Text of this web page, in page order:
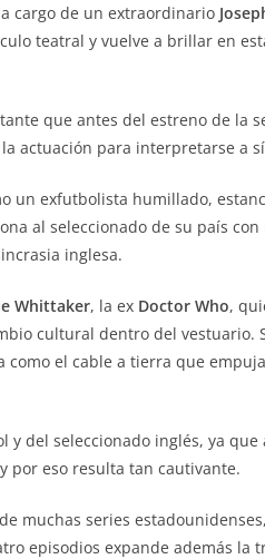
cargo de un extraordinario
teatral y vuelve a brillar en
que antes del estreno de la
actuación para interpretarse a
un exfutbolista humillado,
al seleccionado de su país
inglesa.
Whittaker, la ex Doctor Who,
cultural dentro del vestuario.
como el cable a tierra que
y del seleccionado inglés, ya
por eso resulta tan cautivante.
muchas series
episodios expande además la